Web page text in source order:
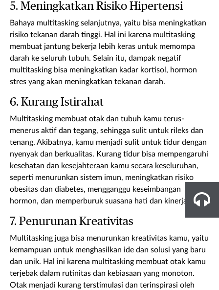
5. Meningkatkan Risiko Hipertensi
Bahaya multitasking selanjutnya, yaitu bisa meningkatkan
risiko tekanan darah tinggi. Hal ini karena multitasking
membuat jantung bekerja lebih keras untuk memompa
darah ke seluruh tubuh. Selain itu, dampak negatif
multitasking bisa meningkatkan kadar kortisol, hormon
stres yang akan meningkatkan tekanan darah.
6. Kurang Istirahat
Multitasking membuat otak dan tubuh kamu terus-
menerus aktif dan tegang, sehingga sulit untuk rileks dan
tenang. Akibatnya, kamu menjadi sulit untuk tidur dengan
nyenyak dan berkualitas. Kurang tidur bisa mempengaruhi
kesehatan dan kesejahteraan kamu secara keseluruhan,
seperti menurunkan sistem imun, meningkatkan risiko
obesitas dan diabetes, mengganggu keseimbangan
hormon, dan memperburuk suasana hati dan kinerja otak.
7. Penurunan Kreativitas
Multitasking juga bisa menurunkan kreativitas kamu, yaitu
kemampuan untuk menghasilkan ide dan solusi yang baru
dan unik. Hal ini karena multitasking membuat otak kamu
terjebak dalam rutinitas dan kebiasaan yang monoton.
Otak menjadi kurang terstimulasi dan terinspirasi oleh